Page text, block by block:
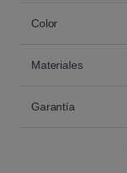
Color
Materiales
Garantía